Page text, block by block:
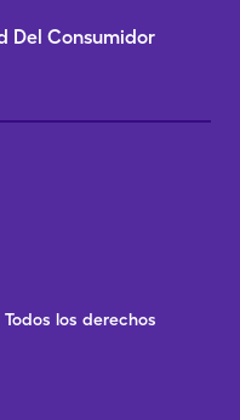
Del Consumidor
Todos los derechos